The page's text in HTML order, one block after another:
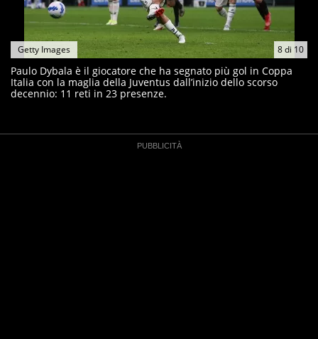
8di 10
Getty Images
Paulo Dybala è il giocatore che ha segnato più gol in Coppa
Italia con la maglia della Juventus dall’inizio dello scorso
decennio: 11 reti in 23 presenze.